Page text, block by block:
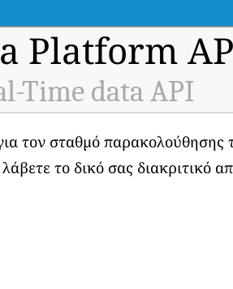
Platform
Time data API
τον σταθμό παρακολούθησης
το δικό σας διακριτικό